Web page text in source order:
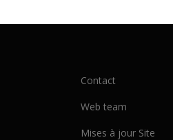
Contact
Web team
Mises à jour Site